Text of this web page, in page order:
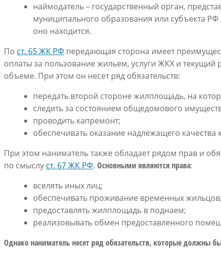
наймодатель – государственный орган,
муниципального образования или субъекта РФ
оно находится.
По ст. 65 ЖК РФ передающая сторона имеет
оплаты за пользование жильем, услуги ЖКХ и
объеме. При этом он несет ряд обязательств:
передать второй стороне жилплощадь, на
следить за состоянием общедомового
проводить капремонт;
обеспечивать оказание надлежащего качества
При этом наниматель также обладает рядом прав и
по смыслу ст. 67 ЖК РФ. Основными являются права:
вселять иных лиц;
обеспечивать проживание временных
предоставлять жилплощадь в поднаем;
реализовывать обмен предоставленного
Однако наниматель несет ряд обязательств, которые должны